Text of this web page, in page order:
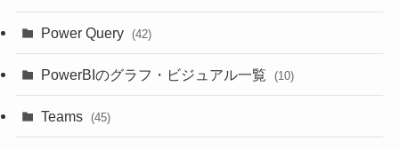
Power Query (42)
PowerBIのグラフ・ビジュアル一覧 (10)
Teams (45)